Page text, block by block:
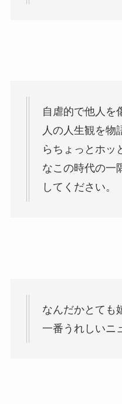
自虐的で他人を
人の人生観を物
らちょっとホッ
なこの時代の一
してください。
なんだかとても
一番うれしいニ